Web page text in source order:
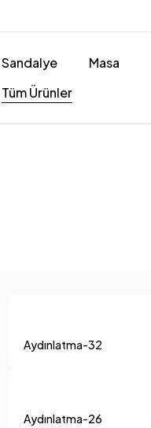
Sandalye Masa
Tüm Ürünler
Aydınlatma-32
Aydınlatma-26